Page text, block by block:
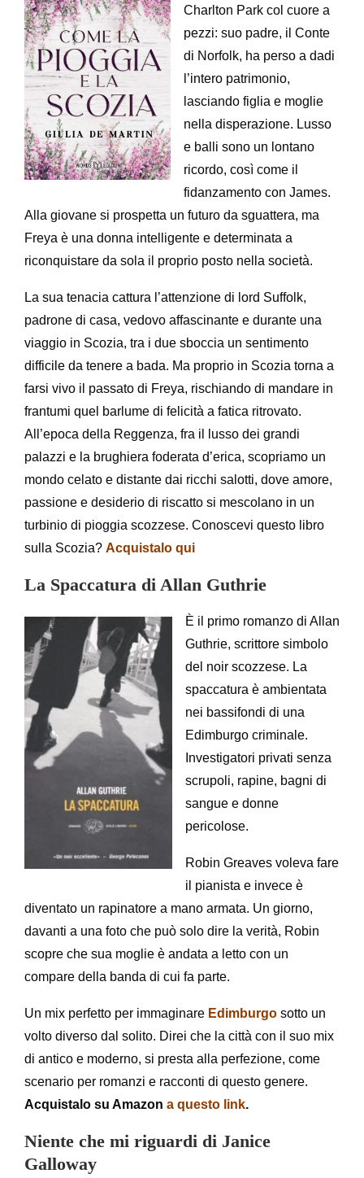
Charlton Park col cuore a
pezzi: suo padre, il Conte
di Norfolk, ha perso a dadi
l’intero patrimonio,
lasciando figlia e moglie
nella disperazione. Lusso
e balli sono un lontano
ricordo, così come il
fidanzamento con James.
Alla giovane si prospetta un futuro da sguattera, ma
Freya è una donna intelligente e determinata a
riconquistare da sola il proprio posto nella società.
La sua tenacia cattura l’attenzione di lord Suffolk,
padrone di casa, vedovo affascinante e durante una
viaggio in Scozia, tra i due sboccia un sentimento
difficile da tenere a bada. Ma proprio in Scozia torna a
farsi vivo il passato di Freya, rischiando di mandare in
frantumi quel barlume di felicità a fatica ritrovato.
All’epoca della Reggenza, fra il lusso dei grandi
palazzi e la brughiera foderata d’erica, scopriamo un
mondo celato e distante dai ricchi salotti, dove amore,
passione e desiderio di riscatto si mescolano in un
turbinio di pioggia scozzese. Conoscevi questo libro
sulla Scozia? Acquistalo qui
La Spaccatura di Allan Guthrie
È il primo romanzo di Allan
Guthrie, scrittore simbolo
del noir scozzese. La
spaccatura è ambientata
nei bassifondi di una
Edimburgo criminale.
Investigatori privati senza
scrupoli, rapine, bagni di
sangue e donne
pericolose.
Robin Greaves voleva fare
il pianista e invece è
diventato un rapinatore a mano armata. Un giorno,
davanti a una foto che può solo dire la verità, Robin
scopre che sua moglie è andata a letto con un
compare della banda di cui fa parte.
Un mix perfetto per immaginare Edimburgo sotto un
volto diverso dal solito. Direi che la città con il suo mix
di antico e moderno, si presta alla perfezione, come
scenario per romanzi e racconti di questo genere.
Acquistalo su Amazon a questo link.
Niente che mi riguardi di Janice
Galloway